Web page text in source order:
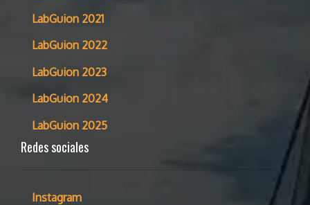
LabGuion 2021
LabGuion 2022
LabGuion 2023
LabGuion 2024
LabGuion 2025
Redes sociales
Instagram